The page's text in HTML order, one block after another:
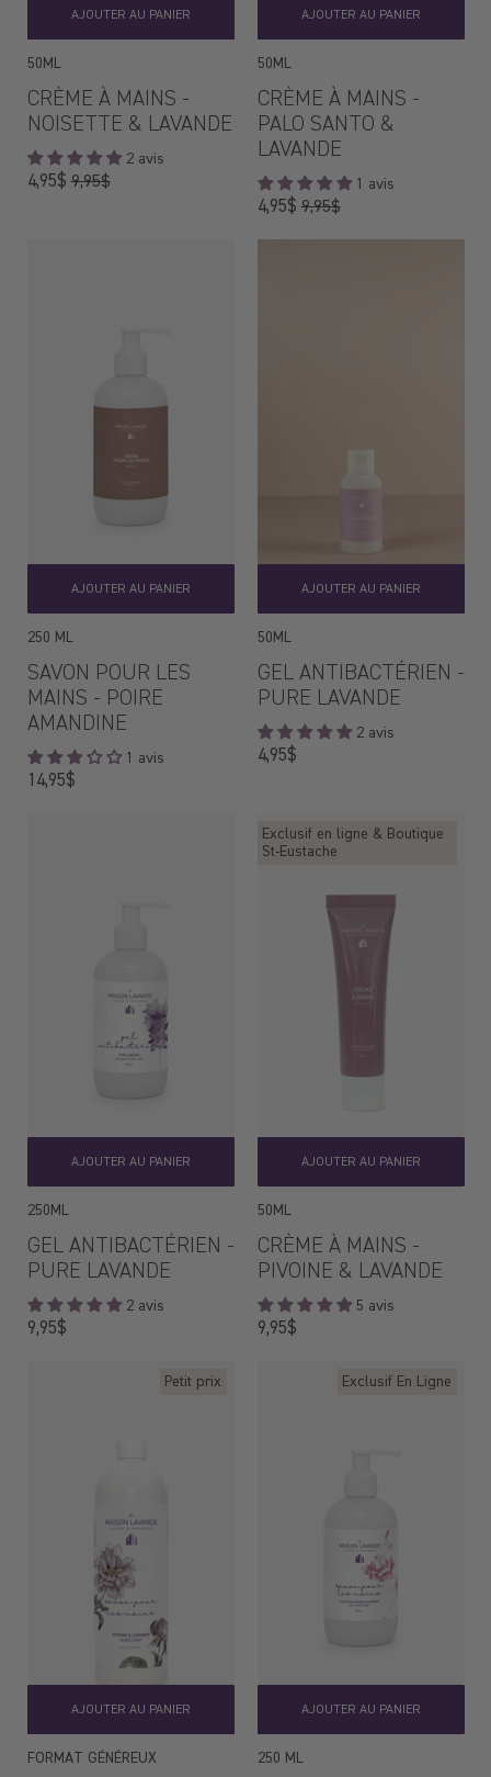
AJOUTER AU PANIER
50ML
CRÈME À MAINS -
NOISETTE & LAVANDE
2 avis
4,95$Prix
9,95$
AJOUTER AU PANIER
50ML
CRÈME À MAINS -
PALO SANTO &
LAVANDE
1 avis
4,95$Prix
9,95$
AJOUTER AU PANIER
250 ML
SAVON POUR LES
MAINS - POIRE
AMANDINE
1 avis
14,95$Prix
AJOUTER AU PANIER
50ML
GEL ANTIBACTÉRIEN -
PURE LAVANDE
2 avis
4,95$Prix
AJOUTER AU PANIER
250ML
GEL ANTIBACTÉRIEN -
PURE LAVANDE
2 avis
9,95$Prix
AJOUTER AU PANIER
Exclusif en ligne & Boutique
St-Eustache
50ML
CRÈME À MAINS -
PIVOINE & LAVANDE
5 avis
9,95$Prix
AJOUTER AU PANIER
Petit prix
FORMAT GÉNÉREUX
AJOUTER AU PANIER
Exclusif En Ligne
250 ML